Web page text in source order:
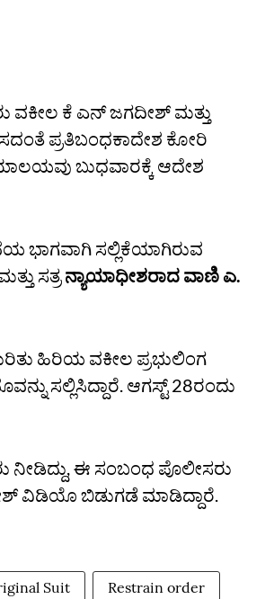
ವಕೀಲ ಕೆ ಎನ್‌ ಜಗದೀಶ್‌ ಮತ್ತು
ಪ್ರತಿಬಂಧಕಾದೇಶ ಕೋರಿ
ಬುಧವಾರಕ್ಕೆ ಆದೇಶ
ಭಾಗವಾಗಿ ಸಲ್ಲಿಕೆಯಾಗಿರುವ
ಸತ್ರನ್ಯಾಯಾಧೀಶರಾದ ವಾಣಿ ಎ.
ಹಿರಿಯ ವಕೀಲ ಪ್ರಭುಲಿಂಗ
ಸಲ್ಲಿಸಿದ್ದಾರೆ. ಆಗಸ್ಟ್‌ 28ರಂದು
ಈ ಸಂಬಂಧ ಪೊಲೀಸರು
ವಿಡಿಯೊ ಬಿಡುಗಡೆ ಮಾಡಿದ್ದಾರೆ.
Suit Restrain order